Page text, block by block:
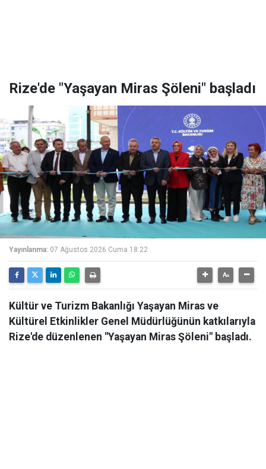
Rize'de "Yaşayan Miras Şöleni" başladı
Yayınlanma: 07 Ağustos 2026 Cuma 18:22
Kültür ve Turizm Bakanlığı Yaşayan Miras ve
Kültürel Etkinlikler Genel Müdürlüğünün katkılarıyla
Rize'de düzenlenen "Yaşayan Miras Şöleni" başladı.